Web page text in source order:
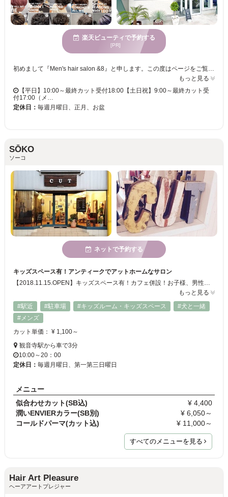
楽天ビューティで予約する
[PR]
初めまして『Men's hair salon &8』と申します。この度はページをご覧頂きまして誠にありがとうございます。&8はレディースサロンでもバーバーでも無い全く新しい形のヘアサロンとして最新の設備で最高の美容技術をご提供。非日常を感じて頂き自信の高まる場所となる事を目指します。スタッフは一人一人にしっかり向き合いますので、ぜひお会い出来る事楽しみにしております。
もっと見る
【平日】10:00～最終カット受付18:00【土日祝】9:00～最終カット受
付17:00（メ…
定休日： 毎週月曜日、正月、お盆
SŌKO
ソーコ
ネットで予約する
キッズスペース有！アンティークでアットホームなサロン
もっと見る
#駅近
#駐車場 #キッズルーム・キッズスペース
#犬と一緒
#メンズ
カット単価： ¥ 1,100～
観音寺駅から車で3分
10:00～20：00
定休日： 毎週月曜日、第一第三日曜日
メニュー
似合わせカット(SB込)
¥ 4,400
潤いENVIERカラー(SB別)
¥ 6,050～
コールドパーマ(カット込)
¥ 11,000～
すべてのメニューを見る
Hair Art Pleasure
ヘーアアートプレジャー